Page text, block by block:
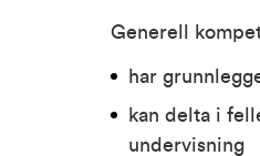
Generell
har
kan delta i
undervisning